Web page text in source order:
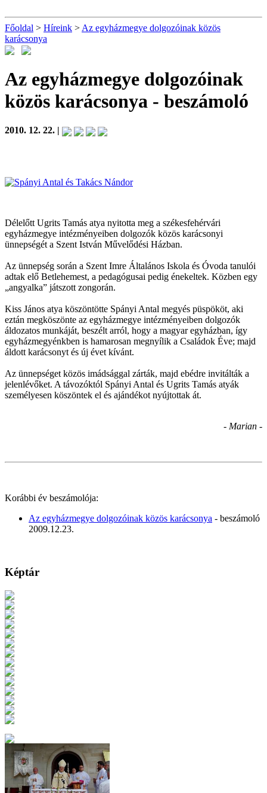
Főoldal > Híreink > Az egyházmegye dolgozóinak közös
karácsonya
Az egyházmegye dolgozóinak
közös karácsonya - beszámoló
2010. 12. 22. |
Délelőtt Ugrits Tamás atya nyitotta meg a székesfehérvári
egyházmegye intézményeiben dolgozók közös karácsonyi
ünnepségét a Szent István Művelődési Házban.
Az ünnepség során a Szent Imre Általános Iskola és Óvoda tanulói
adtak elő Betlehemest, a pedagógusai pedig énekeltek. Közben egy
„angyalka” játszott zongorán.
Kiss János atya köszöntötte Spányi Antal megyés püspököt, aki
eztán megköszönte az egyházmegye intézményeiben dolgozók
áldozatos munkáját, beszélt arról, hogy a magyar egyházban, így
egyházmegyénkben is hamarosan megnyílik a Családok Éve; majd
áldott karácsonyt és új évet kívánt.
Az ünnepséget közös imádsággal zárták, majd ebédre invitálták a
jelenlévőket. A távozóktól Spányi Antal és Ugrits Tamás atyák
személyesen köszöntek el és ajándékot nyújtottak át.
- Marian -
Korábbi év beszámolója:
Az egyházmegye dolgozóinak közös karácsonya - beszámoló
2009.12.23.
Képtár